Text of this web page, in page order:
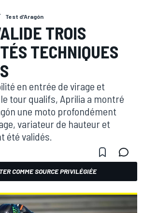
Test d'Aragón
TROIS
TECHNIQUES
en entrée de virage et
tour qualifs, Aprilia a montré
une moto profondément
variateur de hauteur et
été validés.
COMME SOURCE PRIVILÉGIÉE